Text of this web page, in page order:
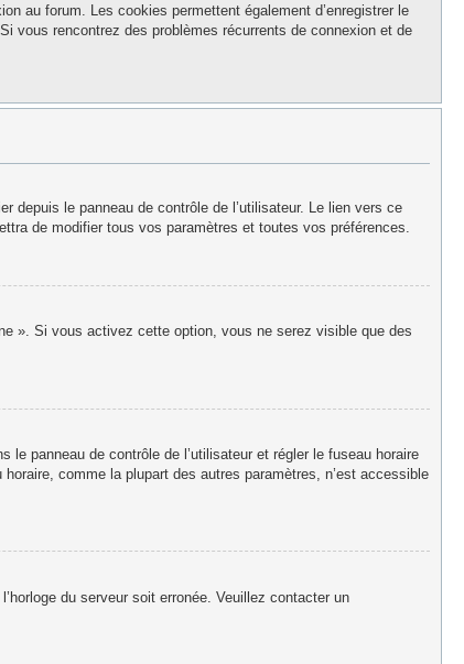
au forum. Les cookies permettent également d’enregistrer le
vous rencontrez des problèmes récurrents de connexion et de
le panneau de contrôle de l’utilisateur. Le lien vers ce
de modifier tous vos paramètres et toutes vos préférences.
». Si vous activez cette option, vous ne serez visible que des
le panneau de contrôle de l’utilisateur et régler le fuseau horaire
comme la plupart des autres paramètres, n’est accessible
du serveur soit erronée. Veuillez contacter un